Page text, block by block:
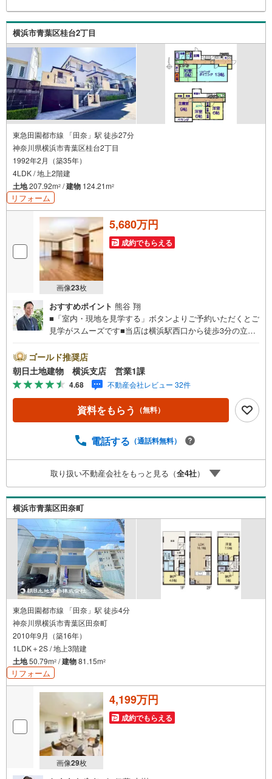
横浜市青葉区桂台2丁目
東急田園都市線 「田奈」駅 徒歩27分
神奈川県横浜市青葉区桂台2丁目
1992年2月（築35年）
4LDK / 地上2階建
土地207.92m2 /建物 124.21m2
リフォーム
画像23枚
5,680万円
成約でもらえる
おすすめポイント 熊谷 翔
■「室内・現地を見学する」ボタンよりご予約いただくとご
見学がスムーズです■当店は横浜駅西口から徒歩3分の立
具が揃ったキッズコーナーやおむつ替えができる授乳室も
完備お子様連れでも安心です。提携駐車場もございます■ご
来場の際は、事前にご予約をお願いします■「室内・現地を
見学する」ボタンよりご予約頂くとスムーズ！■現地ご案内
■お客様の貴重なお時間の中でご希望の情報をご案内しま
す。おおよその所要時間や内容は下記をご参考ください〇
～）〇現地/物件見学（30分～）〇周辺環境のご紹介（30分
止めて設計致します。私達は様々なご要望にお応え致しま
す！【コロナウイルス予防対策実施中】〇ご入店時の検温
とアルコール除菌を設置しております〇接客ブースでは、
お席の間隔を通常より広くお取りします〇全営業車に乗降
車時の消毒、除菌シート等を常備しております〇物件見学
用に使い捨てスリッパ・使い捨て手袋をご用意します。
ゴールド推奨店
朝日土地建物 横浜支店 営業1課
4.68 不動産会社レビュー 32件
資料をもらう （無料）
電話する （通話料無料）
取り扱い不動産会社をもっと見る（全4社）
横浜市青葉区田奈町
東急田園都市線 「田奈」駅 徒歩4分
神奈川県横浜市青葉区田奈町
2010年9月（築16年）
1LDK＋2S / 地上3階建
土地50.79m2 /建物81.15m2
リフォーム
画像29枚
4,199万円
成約でもらえる